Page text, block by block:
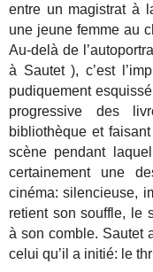
entre un magistrat à
une jeune femme au
Au-delà de
à Sautet ), c’est
pudiquement
progressive des
bibliothèque et
scène pendant
certainement une
cinéma: silencieuse,
retient son souffle, le
à son comble. Sautet
celui qu’il a initié: le